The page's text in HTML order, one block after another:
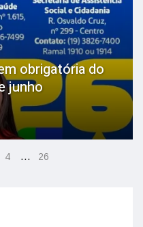
obrigatória do
junho
4 … 26